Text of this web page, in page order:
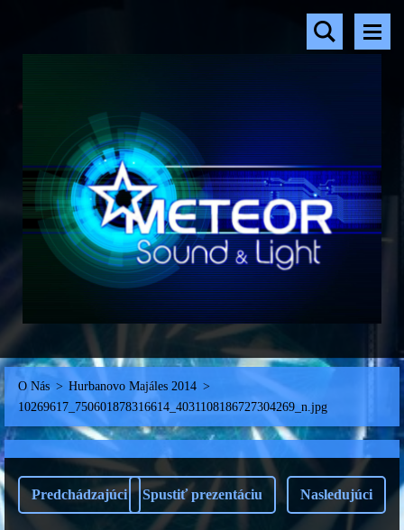
O Nás > Hurbanovo Majáles 2014 >
10269617_750601878316614_4031108186727304269_n.jpg
Predchádzajúci Spustiť prezentáciu Nasledujúci